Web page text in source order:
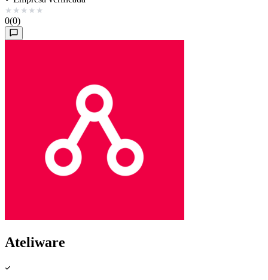
★ ★ ★ ★ ★
0(0)
Ateliware